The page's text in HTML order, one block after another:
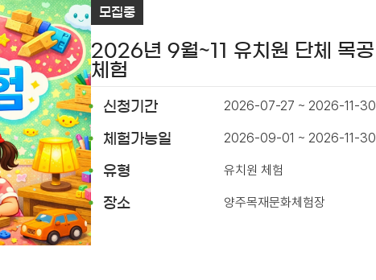
모집중
2026년 9월~11 유치원 단체 목공
체험
신청기간 2026-07-27 ~ 2026-11-30
체험가능일 2026-09-01 ~ 2026-11-30
유형 유치원 체험
장소 양주목재문화체험장